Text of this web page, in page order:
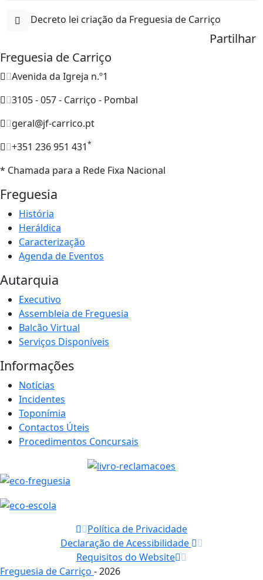
Decreto lei criação da Freguesia de Carriço
Partilhar
Freguesia de Carriço
Avenida da Igreja n.º1
3105 - 057 - Carriço - Pombal
geral@jf-carrico.pt
+351 236 951 431*
* Chamada para a Rede Fixa Nacional
Freguesia
História
Heráldica
Caracterização
Agenda de Eventos
Autarquia
Executivo
Assembleia de Freguesia
Balcão Virtual
Serviços Disponíveis
Informações
Notícias
Incidentes
Toponímia
Contactos Úteis
Procedimentos Concursais
Política de Privacidade
Declaração de Acessibilidade
Requisitos do Website
Freguesia de Carriço - 2026